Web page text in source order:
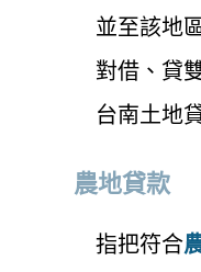
並至該地
對借、貸
台南土地
農地貸款
指把符合